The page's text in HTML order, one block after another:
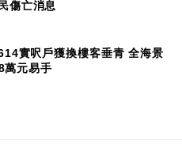
傷亡消息
實呎戶獲換樓客垂青 全海景
萬元易手